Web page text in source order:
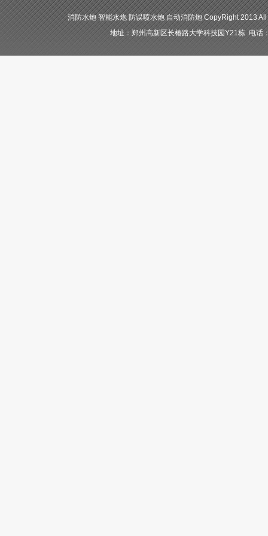
消防水炮 智能水炮 防误喷水炮 自动消防炮 CopyRight 2013
地址：郑州高新区长椿路大学科技园Y21栋 电